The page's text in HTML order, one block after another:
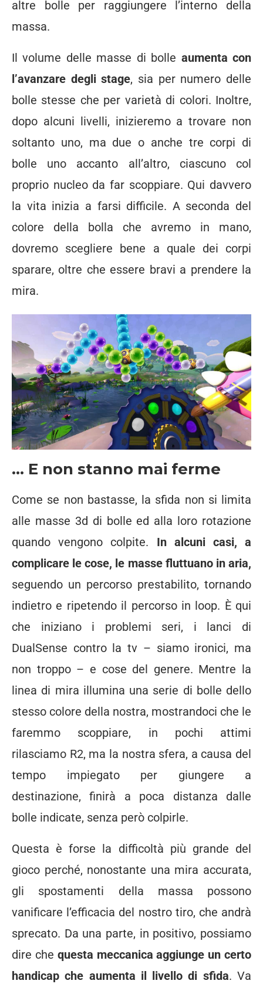
altre bolle per raggiungere l’interno della
massa.
Il volume delle masse di bolle aumenta con
l’avanzare degli stage, sia per numero delle
bolle stesse che per varietà di colori. Inoltre,
dopo alcuni livelli, inizieremo a trovare non
soltanto uno, ma due o anche tre corpi di
bolle uno accanto all’altro, ciascuno col
proprio nucleo da far scoppiare. Qui davvero
la vita inizia a farsi difficile. A seconda del
colore della bolla che avremo in mano,
dovremo scegliere bene a quale dei corpi
sparare, oltre che essere bravi a prendere la
mira.
… E non stanno mai ferme
Come se non bastasse, la sfida non si limita
alle masse 3d di bolle ed alla loro rotazione
quando vengono colpite. In alcuni casi, a
complicare le cose, le masse fluttuano in aria,
seguendo un percorso prestabilito, tornando
indietro e ripetendo il percorso in loop. È qui
che iniziano i problemi seri, i lanci di
DualSense contro la tv – siamo ironici, ma
non troppo – e cose del genere. Mentre la
linea di mira illumina una serie di bolle dello
stesso colore della nostra, mostrandoci che le
faremmo scoppiare, in pochi attimi
rilasciamo R2, ma la nostra sfera, a causa del
tempo impiegato per giungere a
destinazione, finirà a poca distanza dalle
bolle indicate, senza però colpirle.
Questa è forse la difficoltà più grande del
gioco perché, nonostante una mira accurata,
gli spostamenti della massa possono
vanificare l’efficacia del nostro tiro, che andrà
sprecato. Da una parte, in positivo, possiamo
dire che questa meccanica aggiunge un certo
handicap che aumenta il livello di sfida. Va